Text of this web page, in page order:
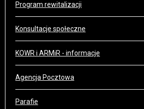
Program rewitalizacji
Konsultacje społeczne
KOWR i ARMiR - informacje
Agencja Pocztowa
Parafie